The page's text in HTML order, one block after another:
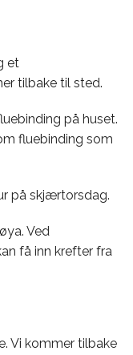
et
tilbake til sted.
på huset.
fluebinding som
på skjærtorsdag.
Ved
få inn krefter fra
Vi kommer tilbake